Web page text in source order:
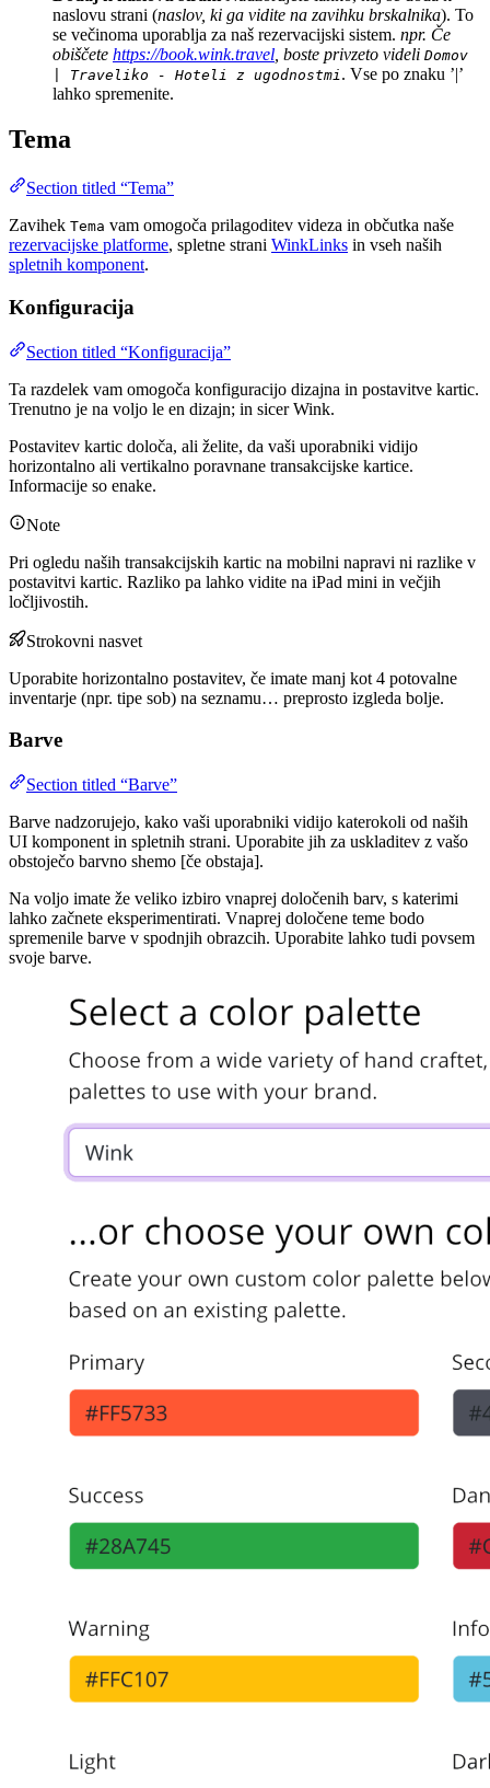
naslovu strani (naslov, ki ga vidite na zavihku brskalnika). To
se večinoma uporablja za naš rezervacijski sistem. npr. Če
obiščete https://book.wink.travel , boste privzeto videli Domov
| Traveliko - Hoteli z ugodnostmi . Vse po znaku ’|’
lahko spremenite.
Tema
Section titled “Tema”
Zavihek Tema vam omogoča prilagoditev videza in občutka naše
rezervacijske platforme, spletne strani WinkLinks in vseh naših
spletnih komponent.
Konfiguracija
Section titled “Konfiguracija”
Ta razdelek vam omogoča konfiguracijo dizajna in postavitve kartic.
Trenutno je na voljo le en dizajn; in sicer Wink.
Postavitev kartic določa, ali želite, da vaši uporabniki vidijo
horizontalno ali vertikalno poravnane transakcijske kartice.
Informacije so enake.
Note
Pri ogledu naših transakcijskih kartic na mobilni napravi ni razlike v
postavitvi kartic. Razliko pa lahko vidite na iPad mini in večjih
ločljivostih.
Strokovni nasvet
Uporabite horizontalno postavitev, če imate manj kot 4 potovalne
inventarje (npr. tipe sob) na seznamu… preprosto izgleda bolje.
Barve
Section titled “Barve”
Barve nadzorujejo, kako vaši uporabniki vidijo katerokoli od naših
UI komponent in spletnih strani. Uporabite jih za uskladitev z vašo
obstoječo barvno shemo [če obstaja].
Na voljo imate že veliko izbiro vnaprej določenih barv, s katerimi
lahko začnete eksperimentirati. Vnaprej določene teme bodo
spremenile barve v spodnjih obrazcih. Uporabite lahko tudi povsem
svoje barve.